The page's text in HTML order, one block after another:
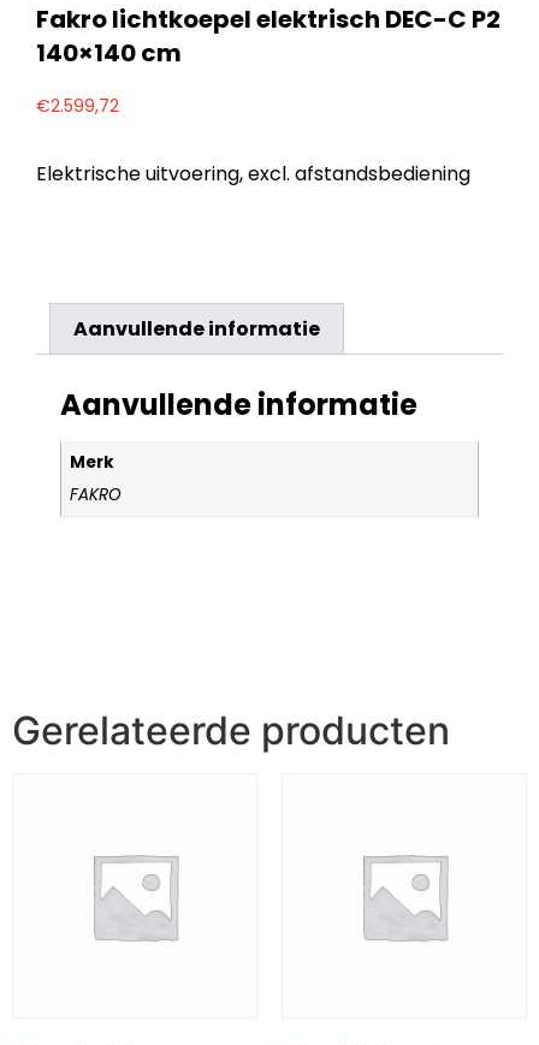
Fakro lichtkoepel elektrisch DEC-C P2
140×140 cm
€2.599,72
Elektrische uitvoering, excl. afstandsbediening
Aanvullende informatie
Aanvullende informatie
Merk
FAKRO
Gerelateerde producten